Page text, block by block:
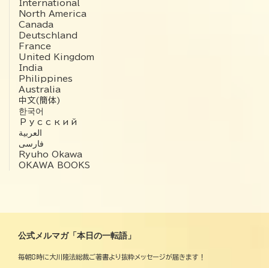
International
North America
Canada
Deutschland
France
United Kingdom
India
Philippines
Australia
中文(簡体)
한국어
Русский
العربية‏
فارسی
Ryuho Okawa
OKAWA BOOKS
公式メルマガ「本日の一転語」
毎朝8時に大川隆法総裁ご著書より抜粋メッセージが届きます！